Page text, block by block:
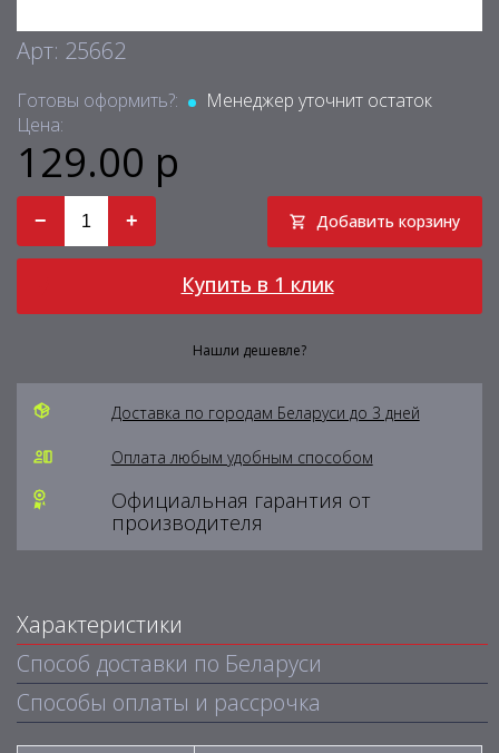
Арт: 25662
Готовы оформить?:
Менеджер уточнит остаток
Цена:
129.00 р
− + Добавить корзину
Купить в 1 клик
Нашли дешевле?
Доставка по городам Беларуси до 3 дней
Оплата любым удобным способом
Официальная гарантия от
производителя
Характеристики
Способ доставки по Беларуси
Способы оплаты и рассрочка